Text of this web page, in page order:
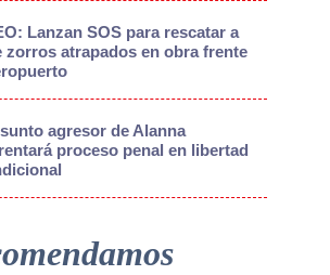
Lanzan SOS para rescatar a
zorros atrapados en obra frente
agresor de Alanna
proceso penal en libertad